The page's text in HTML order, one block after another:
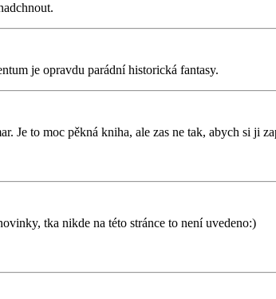
je opravdu parádní historická fantasy.
Je to moc pěkná kniha, ale zas ne tak, abych si ji
tka nikde na této stránce to není uvedeno:)